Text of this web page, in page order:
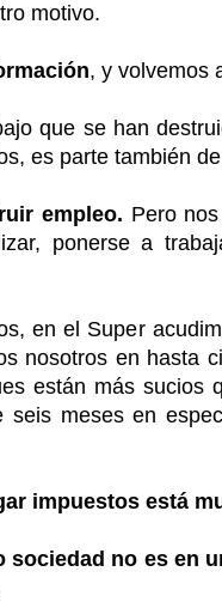
motivo.
, y volvemos
que se han
es parte también
empleo. Pero
ponerse a
en el Super
nosotros en hasta
están más
meses en
impuestos está
no es en